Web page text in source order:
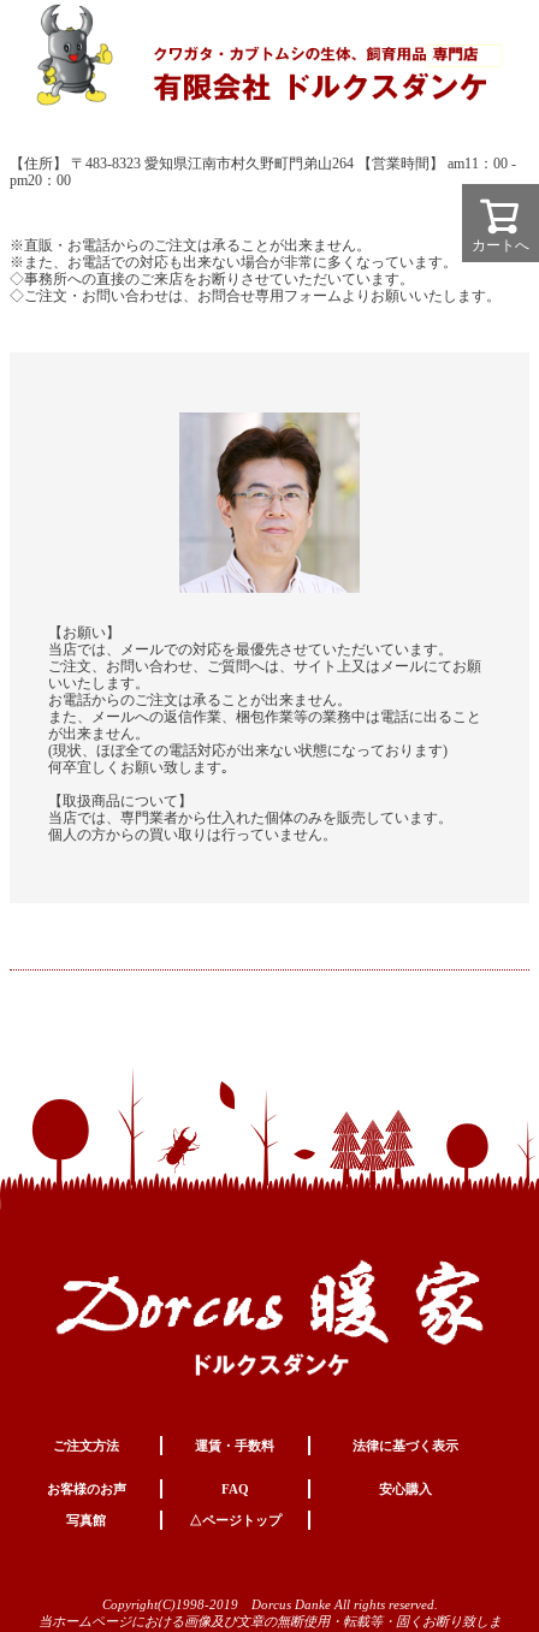
【住所】 〒483-8323 愛知県江南市村久野町門弟山264 【営業時間】 am11：00 -
pm20：00
※直販・お電話からのご注文は承ることが出来ません。
※また、お電話での対応も出来ない場合が非常に多くなっています。
◇事務所への直接のご来店をお断りさせていただいています。
◇ご注文・お問い合わせは、お問合せ専用フォームよりお願いいたします。
【お願い】
当店では、メールでの対応を最優先させていただいています。
ご注文、お問い合わせ、ご質問へは、サイト上又はメールにてお願
いいたします。
お電話からのご注文は承ることが出来ません。
また、メールへの返信作業、梱包作業等の業務中は電話に出ること
が出来ません。
(現状、ほぼ全ての電話対応が出来ない状態になっております)
何卒宜しくお願い致します｡
【取扱商品について】
当店では、専門業者から仕入れた個体のみを販売しています。
個人の方からの買い取りは行っていません。
ご注文方法 運賃・手数料 法律に基づく表示
お客様のお声 FAQ 安心購入
写真館 △ページトップ
Copyright(C)1998-2019 Dorcus Danke All rights reserved.
当ホームページにおける画像及び文章の無断使用・転載等・固くお断り致しま
カートへ